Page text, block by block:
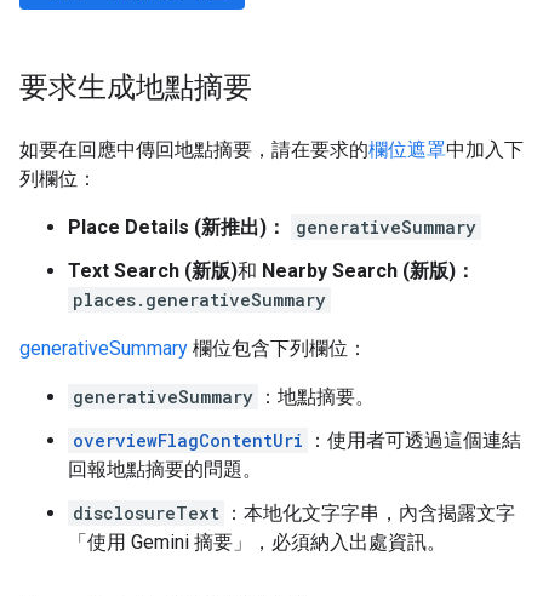
要求生成地點摘要
如要在回應中傳回地點摘要，請在要求的欄位遮罩中加入下
列欄位：
Place Details (新推出)：
generativeSummary
Text Search (新版)和 Nearby Search (新版)：
places.generativeSummary
generativeSummary 欄位包含下列欄位：
generativeSummary ：地點摘要。
overviewFlagContentUri
：使用者可透過這個連結
回報地點摘要的問題。
disclosureText ：本地化文字字串，內含揭露文字
「使用 Gemini 摘要」，必須納入出處資訊。